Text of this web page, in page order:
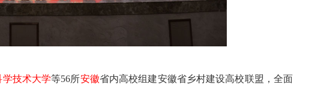
学技术大学等56所安徽省内高校组建安徽省乡村建设高校联盟，全面